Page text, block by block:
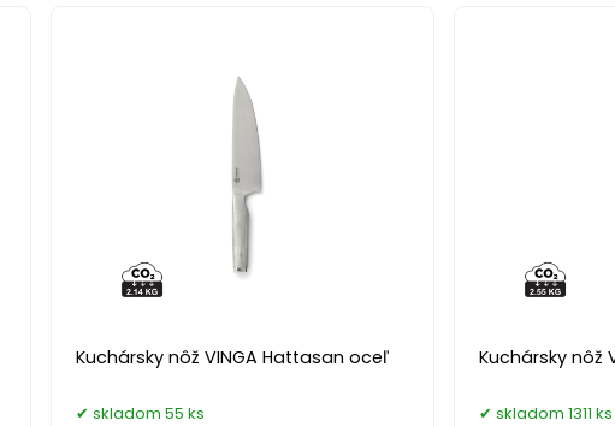
Kuchársky nôž VINGA Hattasan oceľ
skladom 55 ks
Kuchársky nôž
skladom 1311 ks